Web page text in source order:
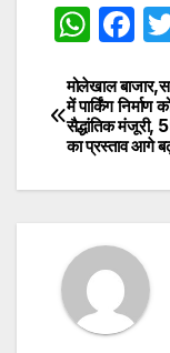
W
at
s
A
p
p
F
c
e
b
o
k
Post
मोलेखाल
में पार्किंग निर्माण
सैद्धांतिक मंजूरी,
का प्रस्ताव आगे